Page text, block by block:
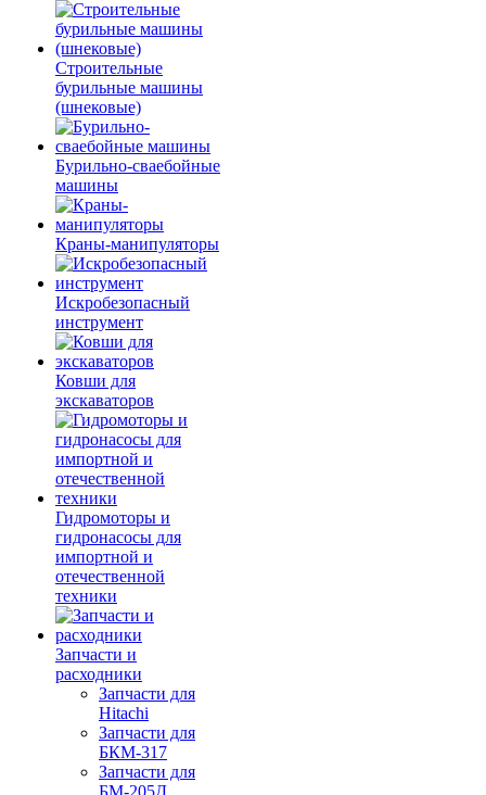
Строительные
бурильные машины
(шнековые)
Бурильно-сваебойные
машины
Краны-манипуляторы
Искробезопасный
инструмент
Ковши для
экскаваторов
Гидромоторы и
гидронасосы для
импортной и
отечественной
техники
Запчасти и
расходники
Запчасти для
Hitachi
Запчасти для
БКМ-317
Запчасти для
БМ-205Д